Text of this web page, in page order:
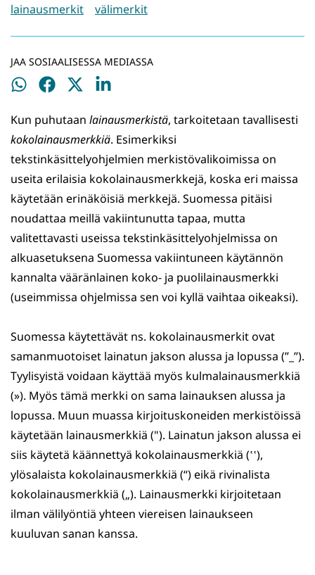
lainausmerkit välimerkit
JAA SOSIAALISESSA MEDIASSA
Jaa
Jaa
Jaa
Jaa
Kun puhutaan lainausmerkistä, tarkoitetaan tavallisesti
kokolainausmerkkiä. Esimerkiksi
tekstinkäsittelyohjelmien merkistövalikoimissa on
useita erilaisia kokolainausmerkkejä, koska eri maissa
käytetään erinäköisiä merkkejä. Suomessa pitäisi
noudattaa meillä vakiintunutta tapaa, mutta
valitettavasti useissa tekstinkäsittelyohjelmissa on
alkuasetuksena Suomessa vakiintuneen käytännön
kannalta vääränlainen koko- ja puolilainausmerkki
(useimmissa ohjelmissa sen voi kyllä vaihtaa oikeaksi).
Suomessa käytettävät ns. kokolainausmerkit ovat
samanmuotoiset lainatun jakson alussa ja lopussa (”_”).
Tyylisyistä voidaan käyttää myös kulmalainausmerkkiä
(»). Myös tämä merkki on sama lainauksen alussa ja
lopussa. Muun muassa kirjoituskoneiden merkistöissä
käytetään lainausmerkkiä ("). Lainatun jakson alussa ei
siis käytetä käännettyä kokolainausmerkkiä (‛‛),
ylösalaista kokolainausmerkkiä (“) eikä rivinalista
kokolainausmerkkiä („). Lainausmerkki kirjoitetaan
ilman välilyöntiä yhteen viereisen lainaukseen
kuuluvan sanan kanssa.